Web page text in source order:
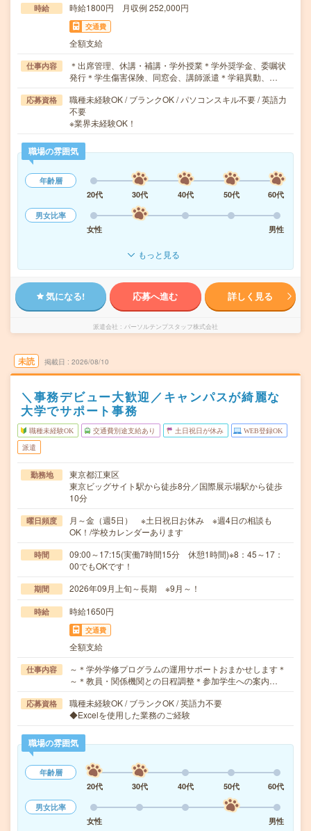
時給 時給1800円 月収例 252,000円
交通費
全額支給
仕事内容
＊出席管理、休講・補講・学外授業＊学外奨学金、委嘱状
発行＊学生傷害保険、同窓会、講師派遣＊学籍異動、…
応募資格
職種未経験OK / ブランクOK / パソコンスキル不要 / 英語力
不要
※業界未経験OK！
職場の雰囲気
年齢層
20代
30代 40代 50代
60代
男女比率
女性
男性
もっと見る
気になる! 応募へ進む 詳しく見る
派遣会社 パーソルテンプスタッフ株式会社
未読 掲載日 2026/08/10
＼事務デビュー大歓迎／キャンパスが綺麗な
大学でサポート事務
職種未経験OK 交通費別途支給あり 土日祝日が休み WEB登録OK
派遣
勤務地
東京都江東区
東京ビッグサイト駅から徒歩8分／国際展示場駅から徒歩
10分
曜日頻度
月～金（週5日） ※土日祝日お休み ※週4日の相談も
OK！/学校カレンダーあります
時間
09:00～17:15(実働7時間15分 休憩1時間)※8：45～17：
00でもOKです！
期間 2026年09月上旬～長期 ※9月～！
時給 時給1650円
交通費
全額支給
仕事内容
～＊学外学修プログラムの運用サポートおまかせします＊
～＊教員・関係機関との日程調整＊参加学生への案内…
応募資格
職種未経験OK / ブランクOK / 英語力不要
◆Excelを使用した業務のご経験
職場の雰囲気
年齢層
20代
30代 40代 50代
60代
男女比率
女性
男性